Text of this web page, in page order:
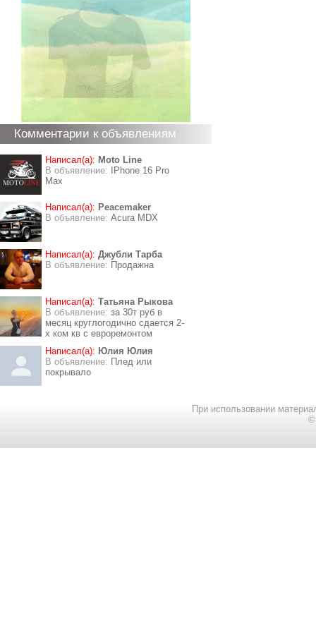
Комментарии к объявлениям
Написал(а): Moto Line
В объявление:
IPhone 16 Pro
Max
Написал(а): Peacemaker
В объявление: Acura MDX
Написал(а): Джубли Тарба
В объявление: Продажна
Написал(а): Татьяна Рыкова
В объявление: за 30т руб в
месяц круглогодично сдается 2-
х ком кв с евроремонтом
Написал(а): Юлия Юлия
В объявление: Плед или
покрывало
При использовании